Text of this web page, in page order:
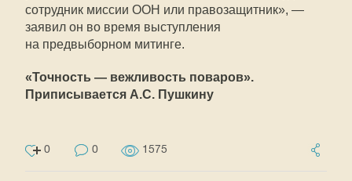
сотрудник миссии ООН или правозащитник», —
заявил он во время выступления
на предвыборном митинге.
«Точность — вежливость поваров».
Приписывается А.С. Пушкину
0 0 1575